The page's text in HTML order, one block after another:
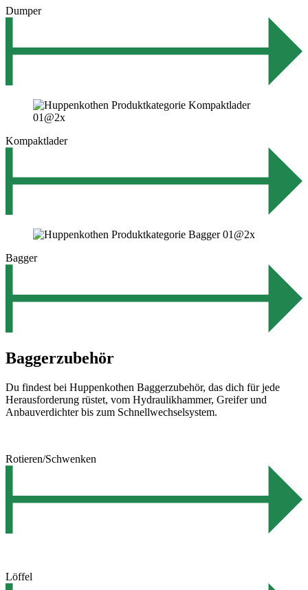
Dumper
Kompaktlader
Bagger
Baggerzubehör
Du findest bei Huppenkothen Baggerzubehör, das dich für jede
Herausforderung rüstet, vom Hydraulikhammer, Greifer und
Anbauverdichter bis zum Schnellwechselsystem.
Rotieren/Schwenken
Löffel